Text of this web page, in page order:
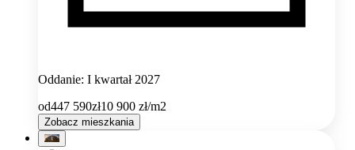
Oddanie: I kwartał 2027
od447 590zł10 900 zł/m2
Zobacz mieszkania